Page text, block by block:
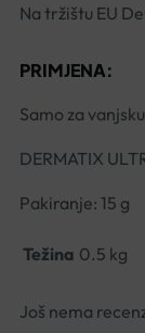
Na tržištu EU
PRIMJENA:
Samo za
DERMATIX
Pakiranje: 15 g
Težina 0.5 kg
Još nema